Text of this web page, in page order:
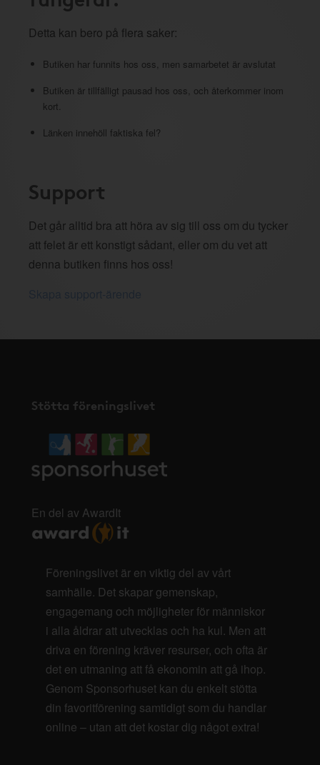
Detta kan bero på flera saker:
Butiken har funnits hos oss, men samarbetet är avslutat
Butiken är tillfälligt pausad hos oss, och återkommer inom
kort.
Länken innehöll faktiska fel?
Support
Det går alltid bra att höra av sig till oss om du tycker
att felet är ett konstigt sådant, eller om du vet att
denna butiken finns hos oss!
Stötta föreningslivet
En del av AwardIt
Föreningslivet är en viktig del av vårt
samhälle. Det skapar gemenskap,
engagemang och möjligheter för människor
i alla åldrar att utvecklas och ha kul. Men att
driva en förening kräver resurser, och ofta är
det en utmaning att få ekonomin att gå ihop.
Genom Sponsorhuset kan du enkelt stötta
din favoritförening samtidigt som du handlar
online – utan att det kostar dig något extra!